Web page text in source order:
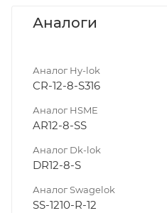
Аналоги
Аналог Hy-lok
CR-12-8-S316
Аналог HSME
AR12-8-SS
Аналог Dk-lok
DR12-8-S
Аналог Swagelok
SS-1210-R-12